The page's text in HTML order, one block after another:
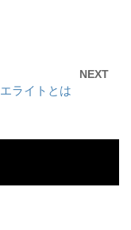
NEXT
ライトとは